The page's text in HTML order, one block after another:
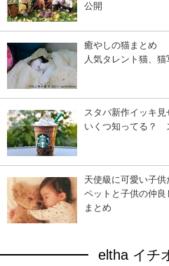
公開
癒やしの猫まとめ
人気タレント猫、
スタバ新作イッキ見
いくつ知ってる？
天使級に可愛い子供
ペットと子供の仲
まとめ
eltha イチ